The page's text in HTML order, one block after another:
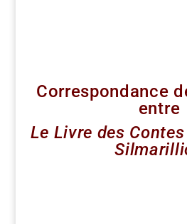
Correspondance
entre
Le Livre des